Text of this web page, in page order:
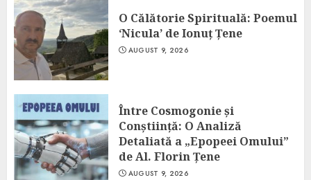
O Călătorie Spirituală: Poemul
‘Nicula’ de Ionuț Țene
AUGUST 9, 2026
Între Cosmogonie și
Conștiință: O Analiză
Detaliată a „Epopeei Omului”
de Al. Florin Țene
AUGUST 9, 2026